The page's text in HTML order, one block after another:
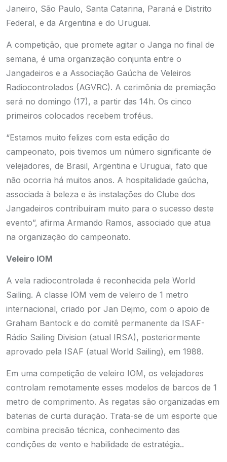
Janeiro, São Paulo, Santa Catarina, Paraná e Distrito
Federal, e da Argentina e do Uruguai.
A competição, que promete agitar o Janga no final de
semana, é uma organização conjunta entre o
Jangadeiros e a Associação Gaúcha de Veleiros
Radiocontrolados (AGVRC). A cerimônia de premiação
será no domingo (17), a partir das 14h. Os cinco
primeiros colocados recebem troféus.
“Estamos muito felizes com esta edição do
campeonato, pois tivemos um número significante de
velejadores, de Brasil, Argentina e Uruguai, fato que
não ocorria há muitos anos. A hospitalidade gaúcha,
associada à beleza e às instalações do Clube dos
Jangadeiros contribuíram muito para o sucesso deste
evento”, afirma Armando Ramos, associado que atua
na organização do campeonato.
Veleiro IOM
A vela radiocontrolada é reconhecida pela World
Sailing. A classe IOM vem de veleiro de 1 metro
internacional, criado por Jan Dejmo, com o apoio de
Graham Bantock e do comitê permanente da ISAF-
Rádio Sailing Division (atual IRSA), posteriormente
aprovado pela ISAF (atual World Sailing), em 1988.
Em uma competição de veleiro IOM, os velejadores
controlam remotamente esses modelos de barcos de 1
metro de comprimento. As regatas são organizadas em
baterias de curta duração. Trata-se de um esporte que
combina precisão técnica, conhecimento das
condições de vento e habilidade de estratégia..